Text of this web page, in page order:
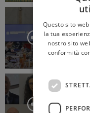
mai
IL
gdo
Questo sito
la tua
nostro sito
conformità